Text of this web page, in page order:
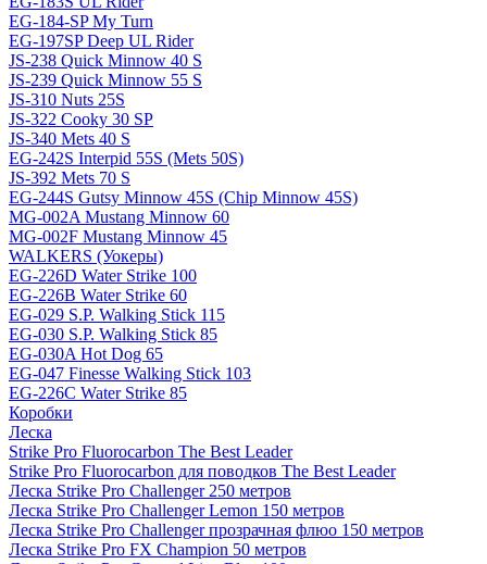
EG-184-SP My Turn
EG-197SP Deep UL Rider
JS-238 Quick Minnow 40 S
JS-239 Quick Minnow 55 S
JS-310 Nuts 25S
JS-322 Cooky 30 SP
JS-340 Mets 40 S
EG-242S Interpid 55S (Mets 50S)
JS-392 Mets 70 S
EG-244S Gutsy Minnow 45S (Chip Minnow 45S)
MG-002A Mustang Minnow 60
MG-002F Mustang Minnow 45
WALKERS (Уокеры)
EG-226D Water Strike 100
EG-226B Water Strike 60
EG-029 S.P. Walking Stick 115
EG-030 S.P. Walking Stick 85
EG-030A Hot Dog 65
EG-047 Finesse Walking Stick 103
EG-226C Water Strike 85
Коробки
Леска
Strike Pro Fluorocarbon The Best Leader
Strike Pro Fluorocarbon для поводков The Best Leader
Леска Strike Pro Challenger 250 метров
Леска Strike Pro Challenger Lemon 150 метров
Леска Strike Pro Challenger прозрачная флюо 150 метров
Леска Strike Pro FX Champion 50 метров